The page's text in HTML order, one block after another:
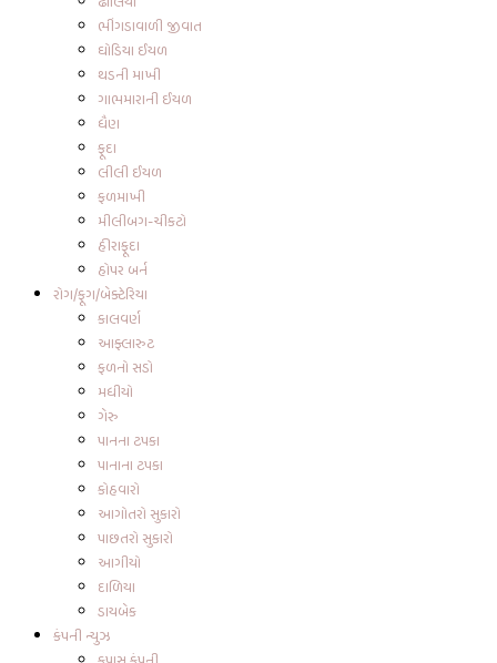
ભીંગડાવાળી જીવાત
ઘોડિયા ઈયળ
થડની માખી
ગાભમારાની ઈયળ
ધૈણ
ફૂદા
લીલી ઈયળ
ફળમાખી
મીલીબગ-ચીકટો
હીરાફૂદા
હોપર બર્ન
રોગ/ફૂગ/બેક્ટેરિયા
કાલવર્ણ
આફ્લારુટ
ફળનો સડો
મધીયો
ગેરુ
પાનના ટપકા
પાનાના ટપકા
કોહવારો
આગોતરો સુકારો
પાછતરો સુકારો
આગીયો
દાળિયા
ડાયબેક
કંપની ન્યુઝ